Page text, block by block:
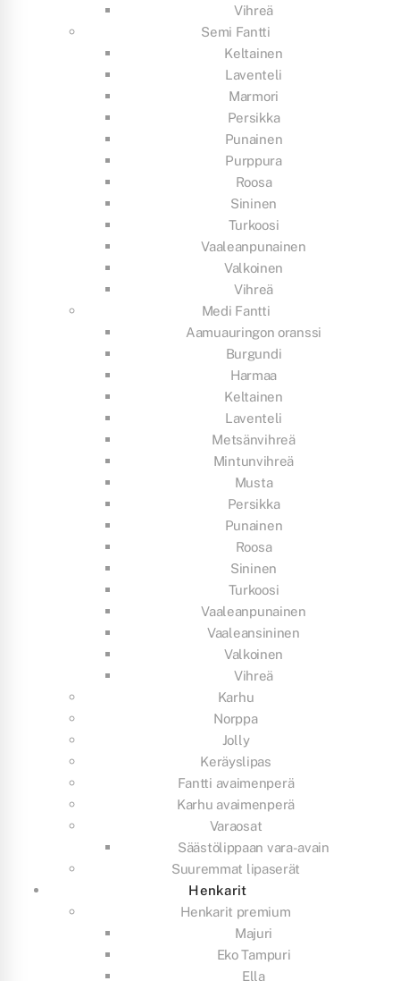
Vihreä
Semi Fantti
Keltainen
Laventeli
Marmori
Persikka
Punainen
Purppura
Roosa
Sininen
Turkoosi
Vaaleanpunainen
Valkoinen
Vihreä
Medi Fantti
Aamuauringon oranssi
Burgundi
Harmaa
Keltainen
Laventeli
Metsänvihreä
Mintunvihreä
Musta
Persikka
Punainen
Roosa
Sininen
Turkoosi
Vaaleanpunainen
Vaaleansininen
Valkoinen
Vihreä
Karhu
Norppa
Jolly
Keräyslipas
Fantti avaimenperä
Karhu avaimenperä
Varaosat
Säästölippaan vara-avain
Suuremmat lipaserät
Henkarit
Henkarit premium
Majuri
Eko Tampuri
Ella